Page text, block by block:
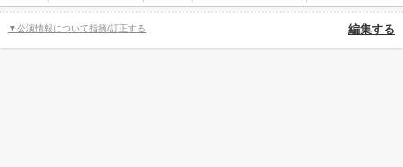
▼公演情報について指摘/訂正する 編集する